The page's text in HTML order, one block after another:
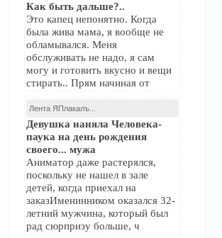
Как быть дальше?..
Это капец непонятно. Когда
была жива мама, я вообще не
обламывался. Меня
обслуживать не надо, я сам
могу и готовить вкусно и вещи
стирать.. Прям начиная от
Лента ЯПлакалъ...
Девушка наняла Человека-
паука на день рождения
своего... мужа
Аниматор даже растерялся,
поскольку не нашел в зале
детей, когда приехал на
заказИменинником оказался 32-
летний мужчина, который был
рад сюрпризу больше, ч